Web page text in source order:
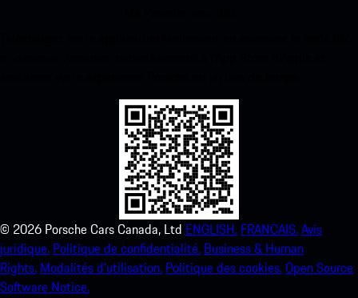
© 2026 Porsche Cars Canada, Ltd ENGLISH. FRANCAIS.Avis
juridique. Politique de confidentialité. Business & Human
Rights. Modalités d’utilisation. Politique des cookies.Open Source
Software Notice.